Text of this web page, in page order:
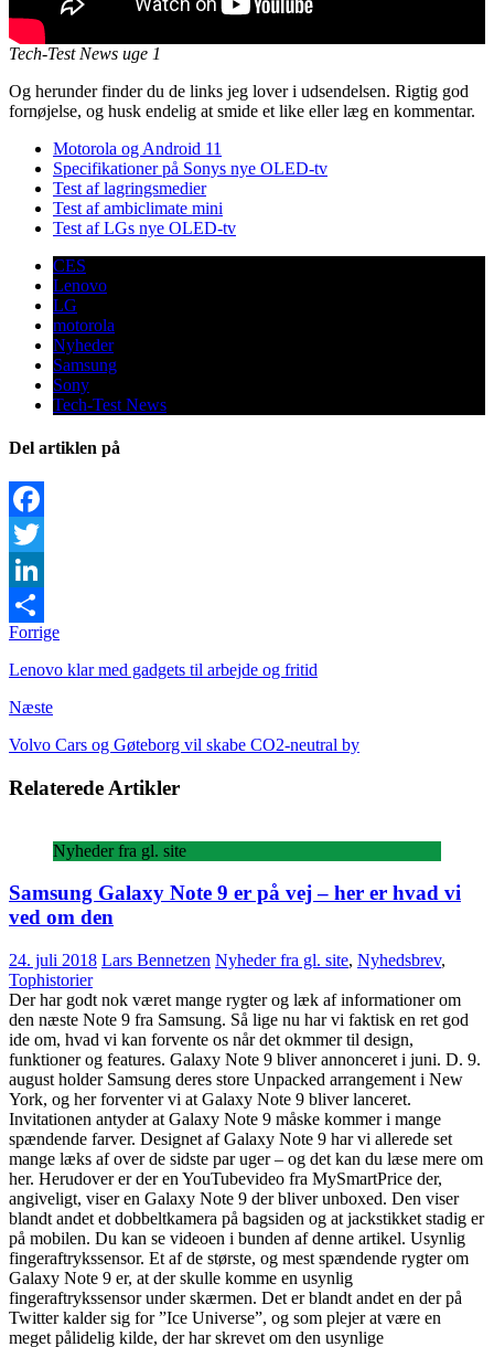
Tech-Test News uge 1
Og herunder finder du de links jeg lover i udsendelsen. Rigtig god
fornøjelse, og husk endelig at smide et like eller læg en kommentar.
Motorola og Android 11
Specifikationer på Sonys nye OLED-tv
Test af lagringsmedier
Test af ambiclimate mini
Test af LGs nye OLED-tv
CES
Lenovo
LG
motorola
Nyheder
Samsung
Sony
Tech-Test News
Del artiklen på
Facebook
Twitter
LinkedIn
Share
Forrige
Lenovo klar med gadgets til arbejde og fritid
Næste
Volvo Cars og Gøteborg vil skabe CO2-neutral by
Relaterede Artikler
Nyheder fra gl. site
Samsung Galaxy Note 9 er på vej – her er hvad vi
ved om den
24. juli 2018 Lars Bennetzen Nyheder fra gl. site, Nyhedsbrev,
Tophistorier
Der har godt nok været mange rygter og læk af informationer om
den næste Note 9 fra Samsung. Så lige nu har vi faktisk en ret god
ide om, hvad vi kan forvente os når det okmmer til design,
funktioner og features. Galaxy Note 9 bliver annonceret i juni. D. 9.
august holder Samsung deres store Unpacked arrangement i New
York, og her forventer vi at Galaxy Note 9 bliver lanceret.
Invitationen antyder at Galaxy Note 9 måske kommer i mange
spændende farver. Designet af Galaxy Note 9 har vi allerede set
mange læks af over de sidste par uger – og det kan du læse mere om
her. Herudover er der en YouTubevideo fra MySmartPrice der,
angiveligt, viser en Galaxy Note 9 der bliver unboxed. Den viser
blandt andet et dobbeltkamera på bagsiden og at jackstikket stadig er
på mobilen. Du kan se videoen i bunden af denne artikel. Usynlig
fingeraftrykssensor. Et af de største, og mest spændende rygter om
Galaxy Note 9 er, at der skulle komme en usynlig
fingeraftrykssensor under skærmen. Det er blandt andet en der på
Twitter kalder sig for ”Ice Universe”, og som plejer at være en
meget pålidelig kilde, der har skrevet om den usynlige